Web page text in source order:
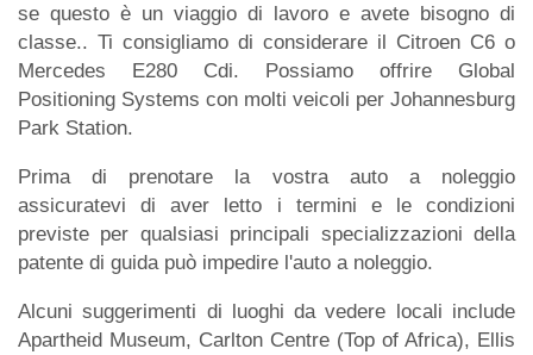
se questo è un viaggio di lavoro e avete bisogno di
classe.. Ti consigliamo di considerare il Citroen C6 o
Mercedes E280 Cdi. Possiamo offrire Global
Positioning Systems con molti veicoli per Johannesburg
Park Station.
Prima di prenotare la vostra auto a noleggio
assicuratevi di aver letto i termini e le condizioni
previste per qualsiasi principali specializzazioni della
patente di guida può impedire l'auto a noleggio.
Alcuni suggerimenti di luoghi da vedere locali include
Apartheid Museum, Carlton Centre (Top of Africa), Ellis